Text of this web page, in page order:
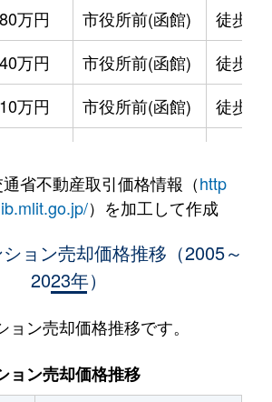
万円 市役所前(函館)
徒歩2
万円 市役所前(函館)
徒歩2
万円 市役所前(函館)
徒歩2
万円 松風町
徒歩5
2,400万円 五稜郭
万円 五稜郭
万円 十字街
省不動産取引価格情報（http
）を加工して作成
ョン売却価格推移（2005～
2023年）
ン売却価格推移です。
ョン売却価格推移